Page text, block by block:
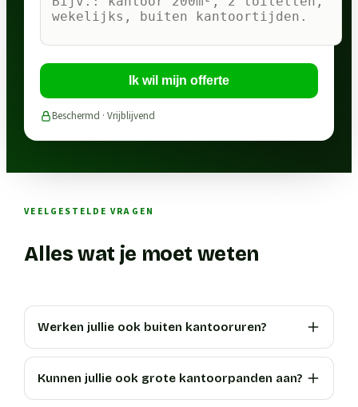
Ik wil mijn offerte
Beschermd · Vrijblijvend
VEELGESTELDE VRAGEN
Alles wat je moet weten
Werken jullie ook buiten kantooruren?
Kunnen jullie ook grote kantoorpanden aan?